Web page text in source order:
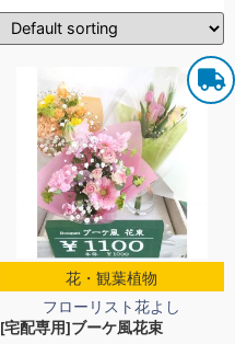
花・観葉植物
フローリスト花よし
[宅配専用]ブーケ風花束